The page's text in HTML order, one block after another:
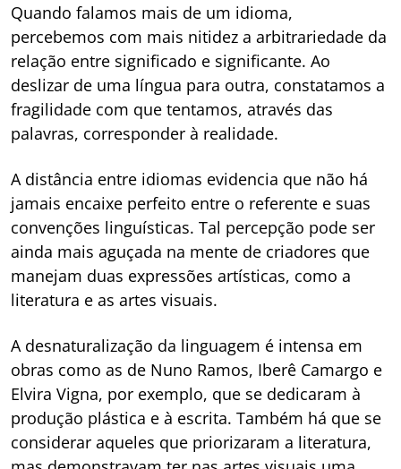
Quando falamos mais de um idioma,
percebemos com mais nitidez a arbitrariedade da
relação entre significado e significante. Ao
deslizar de uma língua para outra, constatamos a
fragilidade com que tentamos, através das
palavras, corresponder à realidade.
A distância entre idiomas evidencia que não há
jamais encaixe perfeito entre o referente e suas
convenções linguísticas. Tal percepção pode ser
ainda mais aguçada na mente de criadores que
manejam duas expressões artísticas, como a
literatura e as artes visuais.
A desnaturalização da linguagem é intensa em
obras como as de Nuno Ramos, Iberê Camargo e
Elvira Vigna, por exemplo, que se dedicaram à
produção plástica e à escrita. Também há que se
considerar aqueles que priorizaram a literatura,